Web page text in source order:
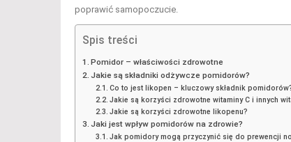
poprawić samopoczucie.
Spis treści
Pomidor – właściwości zdrowotne
Jakie są składniki odżywcze pomidorów?
Co to jest likopen – kluczowy składnik
Jakie są korzyści zdrowotne witaminy C i innych
Jakie są korzyści zdrowotne likopenu?
Jaki jest wpływ pomidorów na zdrowie?
Jak pomidory mogą przyczynić się do prewencji